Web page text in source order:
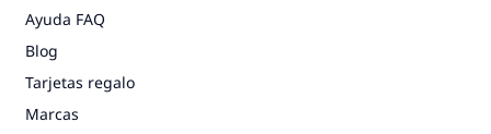
Ayuda FAQ
Blog
Tarjetas regalo
Marcas